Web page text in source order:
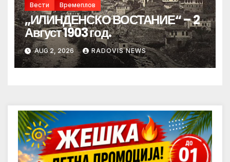
Вести Времеплов
„ИЛИНДЕНСКО ВОСТАНИЕ“ – 2
Август 1903 год.
AUG 2, 2026 RADOVIS NEWS